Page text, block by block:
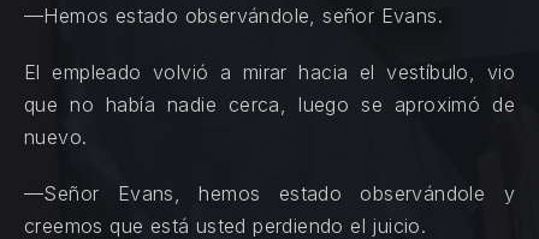
—Hemos estado observándole, señor Evans.
El empleado volvió a mirar hacia el vestíbulo, vio
que no había nadie cerca, luego se aproximó de
nuevo.
—Señor Evans, hemos estado observándole y
creemos que está usted perdiendo el juicio.